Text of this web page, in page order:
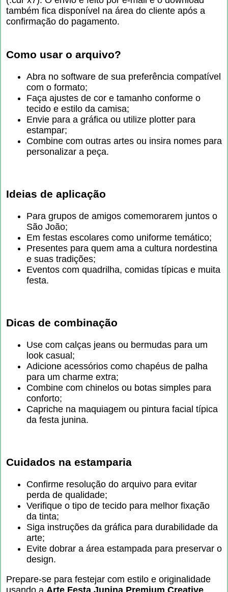
também fica disponível na área do cliente após a
confirmação do pagamento.
Como usar o arquivo?
Abra no software de sua preferência compatível
com o formato;
Faça ajustes de cor e tamanho conforme o
tecido e estilo da camisa;
Envie para a gráfica ou utilize plotter para
estampar;
Combine com outras artes ou insira nomes para
personalizar a peça.
Ideias de aplicação
Para grupos de amigos comemorarem juntos o
São João;
Em festas escolares como uniforme temático;
Presentes para quem ama a cultura nordestina
e suas tradições;
Eventos com quadrilha, comidas típicas e muita
festa.
Dicas de combinação
Use com calças jeans ou bermudas para um
look casual;
Adicione acessórios como chapéus de palha
para um charme extra;
Combine com chinelos ou botas simples para
conforto;
Capriche na maquiagem ou pintura facial típica
da festa junina.
Cuidados na estamparia
Confirme resolução do arquivo para evitar
perda de qualidade;
Verifique o tipo de tecido para melhor fixação
da tinta;
Siga instruções da gráfica para durabilidade da
arte;
Evite dobrar a área estampada para preservar o
design.
Prepare-se para festejar com estilo e originalidade
usando a Arte Festa Junina Premium Creative